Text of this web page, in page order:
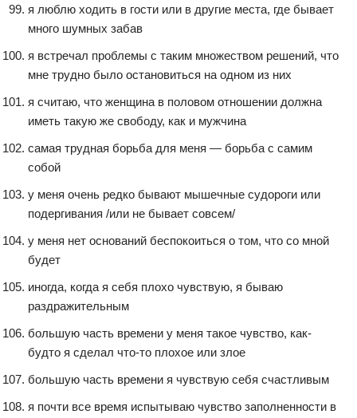
я люблю ходить в гости или в другие места, где бывает
много шумных забав
я встречал проблемы с таким множеством решений, что
мне трудно было остановиться на одном из них
я считаю, что женщина в половом отношении должна
иметь такую же свободу, как и мужчина
самая трудная борьба для меня — борьба с самим
собой
у меня очень редко бывают мышечные судороги или
подергивания /или не бывает совсем/
у меня нет оснований беспокоиться о том, что со мной
будет
иногда, когда я себя плохо чувствую, я бываю
раздражительным
большую часть времени у меня такое чувство, как-
будто я сделал что-то плохое или злое
большую часть времени я чувствую себя счастливым
я почти все время испытываю чувство заполненности в